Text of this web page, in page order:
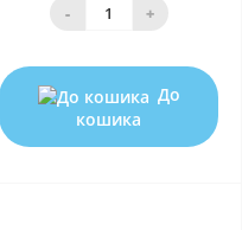
- +
До
кошика